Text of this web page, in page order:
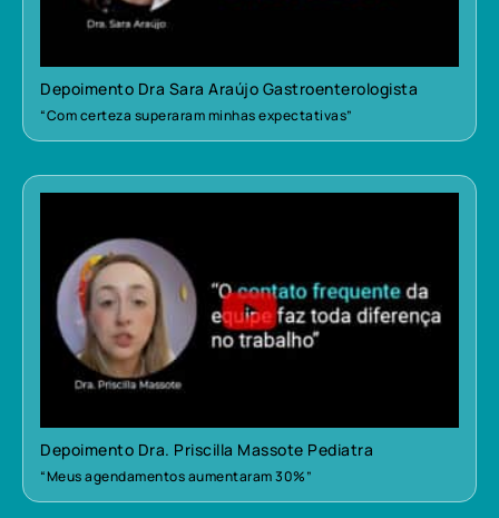
Depoimento Dra Sara Araújo Gastroenterologista
“Com certeza superaram minhas expectativas”
Depoimento Dra. Priscilla Massote Pediatra
“Meus agendamentos aumentaram 30%”